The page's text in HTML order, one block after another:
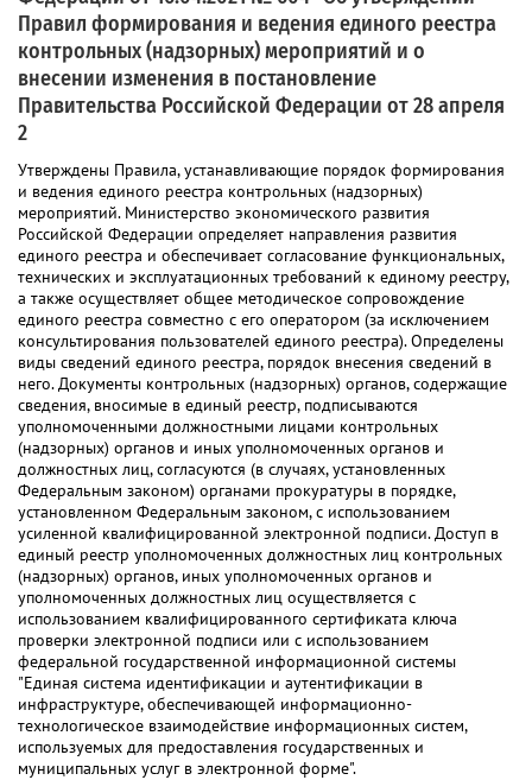
Правил формирования и ведения единого реестра
контрольных (надзорных) мероприятий и о
внесении изменения в постановление
Правительства Российской Федерации от 28 апреля
2
Утверждены Правила, устанавливающие порядок формирования
и ведения единого реестра контрольных (надзорных)
мероприятий. Министерство экономического развития
Российской Федерации определяет направления развития
единого реестра и обеспечивает согласование функциональных,
технических и эксплуатационных требований к единому реестру,
а также осуществляет общее методическое сопровождение
единого реестра совместно с его оператором (за исключением
консультирования пользователей единого реестра). Определены
виды сведений единого реестра, порядок внесения сведений в
него. Документы контрольных (надзорных) органов, содержащие
сведения, вносимые в единый реестр, подписываются
уполномоченными должностными лицами контрольных
(надзорных) органов и иных уполномоченных органов и
должностных лиц, согласуются (в случаях, установленных
Федеральным законом) органами прокуратуры в порядке,
установленном Федеральным законом, с использованием
усиленной квалифицированной электронной подписи. Доступ в
единый реестр уполномоченных должностных лиц контрольных
(надзорных) органов, иных уполномоченных органов и
уполномоченных должностных лиц осуществляется с
использованием квалифицированного сертификата ключа
проверки электронной подписи или с использованием
федеральной государственной информационной системы
"Единая система идентификации и аутентификации в
инфраструктуре, обеспечивающей информационно-
технологическое взаимодействие информационных систем,
используемых для предоставления государственных и
муниципальных услуг в электронной форме".